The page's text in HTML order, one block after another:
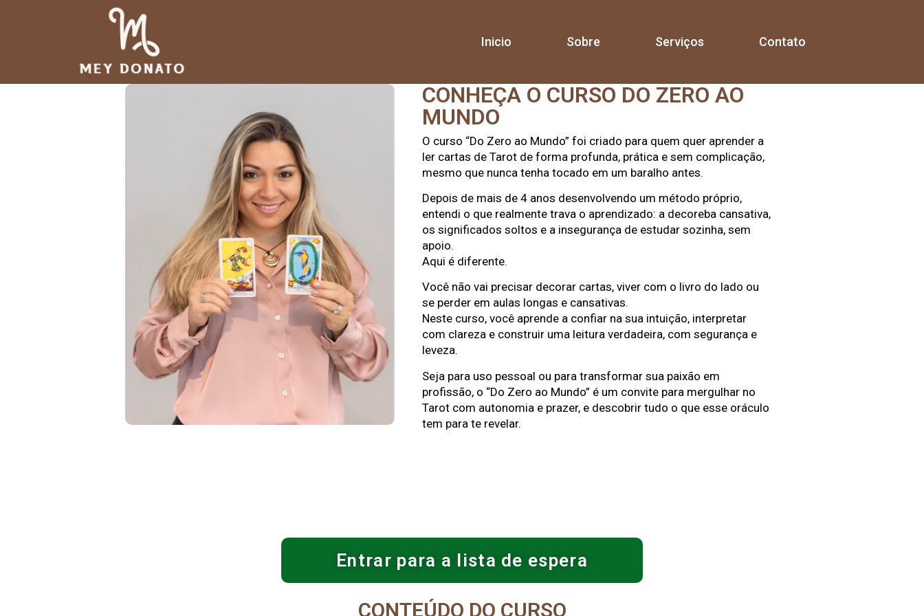
Inicio Sobre Serviços Contato
CONHEÇA O CURSO DO ZERO AO
MUNDO
O curso “Do Zero ao Mundo” foi criado para quem quer aprender a
ler cartas de Tarot de forma profunda, prática e sem complicação,
mesmo que nunca tenha tocado em um baralho antes.
Depois de mais de 4 anos desenvolvendo um método próprio,
entendi o que realmente trava o aprendizado: a decoreba cansativa,
os significados soltos e a insegurança de estudar sozinha, sem
apoio.
Aqui é diferente.
Você não vai precisar decorar cartas, viver com o livro do lado ou
se perder em aulas longas e cansativas.
Neste curso, você aprende a confiar na sua intuição, interpretar
com clareza e construir uma leitura verdadeira, com segurança e
leveza.
Seja para uso pessoal ou para transformar sua paixão em
profissão, o “Do Zero ao Mundo” é um convite para mergulhar no
Tarot com autonomia e prazer, e descobrir tudo o que esse oráculo
tem para te revelar.
Entrar para a lista de espera
CONTEÚDO DO CURSO